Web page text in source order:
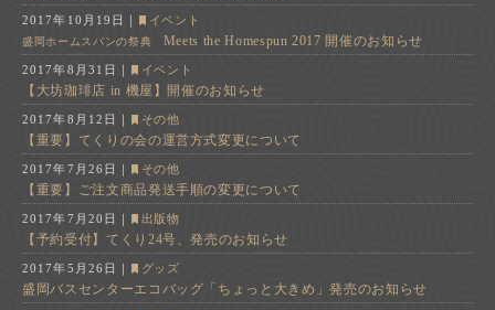
2017年10月19日 ｜ イベント
盛岡ホームスパンの祭典 Meets the Homespun 2017 開催のお知らせ
2017年8月31日 ｜ イベント
【大坊珈琲店 in 機屋】開催のお知らせ
2017年8月12日 ｜ その他
【重要】てくりの会の運営方式変更について
2017年7月26日 ｜ その他
【重要】ご注文商品発送手順の変更について
2017年7月20日 ｜ 出版物
【予約受付】てくり24号、発売のお知らせ
2017年5月26日 ｜ グッズ
盛岡バスセンターエコバッグ「ちょっと大きめ」発売のお知らせ